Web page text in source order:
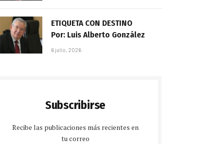
ETIQUETA CON DESTINO
Por: Luis Alberto González
6 julio, 2026
Subscribirse
Recibe las publicaciones más recientes en
tu correo